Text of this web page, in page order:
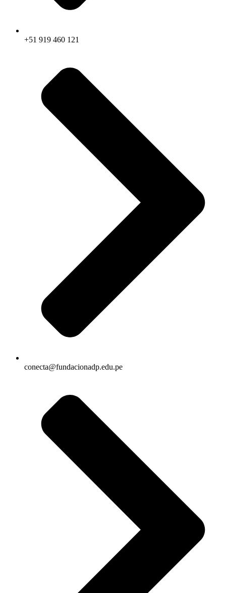
+51 919 460 121
conecta@fundacionadp.edu.pe